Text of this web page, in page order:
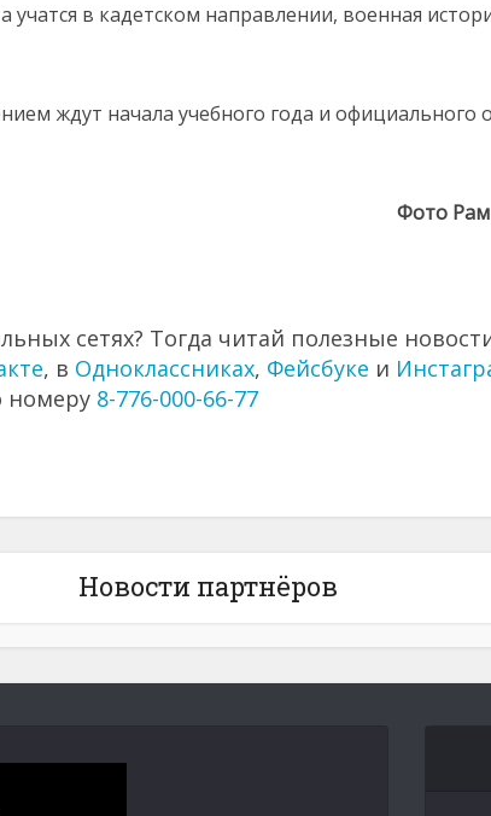
учатся в кадетском направлении, военная
ждут начала учебного года и официального
Фото
сетях? Тогда читай полезные
, в Одноклассниках, Фейсбуке и
номеру 8-776-000-66-77
Новости партнёров